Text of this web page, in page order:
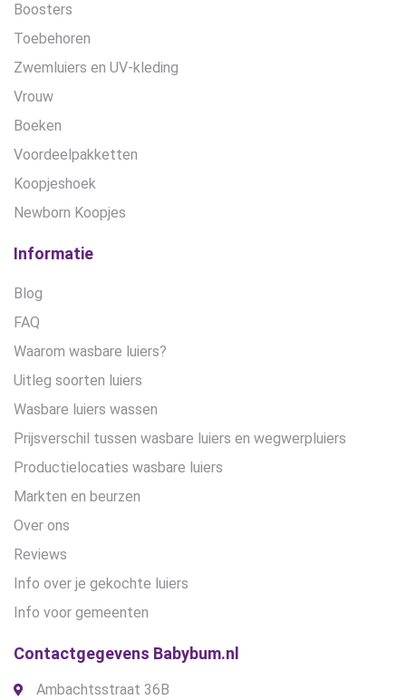
Boosters
Toebehoren
Zwemluiers en UV-kleding
Vrouw
Boeken
Voordeelpakketten
Koopjeshoek
Newborn Koopjes
Informatie
Blog
FAQ
Waarom wasbare luiers?
Uitleg soorten luiers
Wasbare luiers wassen
Prijsverschil tussen wasbare luiers en wegwerpluiers
Productielocaties wasbare luiers
Markten en beurzen
Over ons
Reviews
Info over je gekochte luiers
Info voor gemeenten
Contactgegevens Babybum.nl
Ambachtsstraat 36B